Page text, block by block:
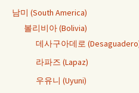
남미 (South America)
볼리비아 (Bolivia)
데사구아데로
라파즈 (Lapaz)
우유니 (Uyuni)